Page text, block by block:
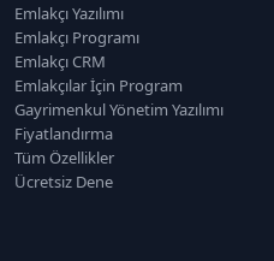
Emlakçı Yazılımı
Emlakçı Programı
Emlakçı CRM
Emlakçılar İçin Program
Gayrimenkul Yönetim Yazılımı
Fiyatlandırma
Tüm Özellikler
Ücretsiz Dene